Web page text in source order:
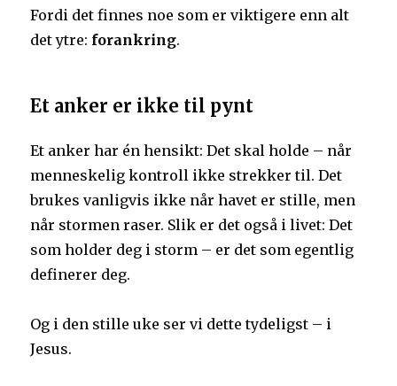
Fordi det finnes noe som er viktigere enn alt
det ytre: forankring.
Et anker er ikke til pynt
Et anker har én hensikt: Det skal holde – når
menneskelig kontroll ikke strekker til. Det
brukes vanligvis ikke når havet er stille, men
når stormen raser. Slik er det også i livet: Det
som holder deg i storm – er det som egentlig
definerer deg.
Og i den stille uke ser vi dette tydeligst – i
Jesus.